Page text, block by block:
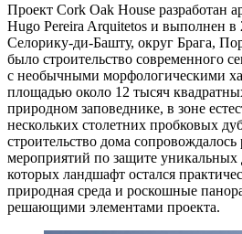
Проект Cork Oak House разработан
Hugo Pereira Arquitetos и выполнен в
Селорику-ди-Башту, округ Брага,
было строительство современного
с необычными морфологическими
площадью около 12 тысяч
природном заповеднике, в зоне
нескольких столетних пробковых
строительство дома
мероприятий по защите уникальных
которых ландшафт остался
природная среда и роскошные
решающими элементами проекта.